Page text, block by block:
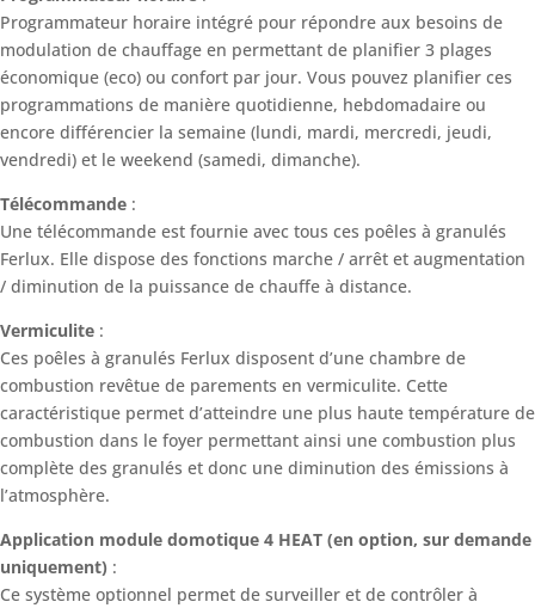
Programmateur horaire intégré pour répondre aux besoins de
modulation de chauffage en permettant de planifier 3 plages
économique (eco) ou confort par jour. Vous pouvez planifier ces
programmations de manière quotidienne, hebdomadaire ou
encore différencier la semaine (lundi, mardi, mercredi, jeudi,
vendredi) et le weekend (samedi, dimanche).
Télécommande :
Une télécommande est fournie avec tous ces poêles à granulés
Ferlux. Elle dispose des fonctions marche / arrêt et augmentation
/ diminution de la puissance de chauffe à distance.
Vermiculite :
Ces poêles à granulés Ferlux disposent d’une chambre de
combustion revêtue de parements en vermiculite. Cette
caractéristique permet d’atteindre une plus haute température de
combustion dans le foyer permettant ainsi une combustion plus
complète des granulés et donc une diminution des émissions à
l’atmosphère.
Application module domotique 4 HEAT (en option, sur demande
uniquement) :
Ce système optionnel permet de surveiller et de contrôler à